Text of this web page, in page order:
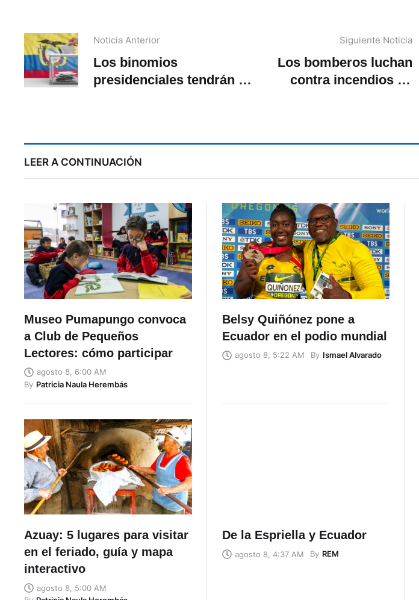
Noticia Anterior
Los binomios
presidenciales tendrán 36
Siguiente Noticia
Los bomberos luchan
contra incendios en
LEER A CONTINUACIÓN
Museo Pumapungo convoca
a Club de Pequeños
Lectores: cómo participar
agosto 8, 6:00 AM
By Patricia Naula Herembás
Belsy Quiñónez pone a
Ecuador en el podio mundial
agosto 8, 5:22 AM By Ismael Alvarado
Azuay: 5 lugares para visitar
en el feriado, guía y mapa
interactivo
agosto 8, 5:00 AM
De la Espriella y Ecuador
agosto 8, 4:37 AM By REM